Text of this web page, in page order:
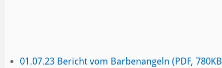
01.07.23 Bericht vom Barbenangeln (PDF,